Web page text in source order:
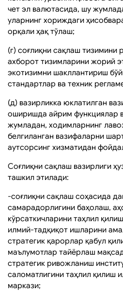
чет эл валютасида, шу
уларнинг хориждаги
орқали ҳақ тўлаш;
(г) соғлиқни сақлаш
ахборот тизимларини жорий
экотизимни шакллантириш
стандартлар ва техник
(д) вазирликка юклатилган
оширишда айрим функциялар
жумладан, ходимларнинг
белгиланган вазифаларни
аутсорсинг хизматидан
Соғлиқни сақлаш вазирлиги
ташкил этилади:
-соғлиқни сақлаш соҳасида
самарадорлигини баҳолаш,
кўрсаткичларини таҳлил
илмий-тадқиқот ишларини
стратегик қарорлар қабул
маълумотлар тайёрлаш
стратегик ривожланиш
саломатлигини таҳлил қилиш
маркази;